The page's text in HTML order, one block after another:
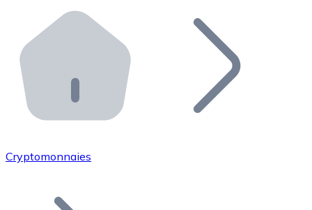
Distributeurs automatiques Bitnovo
Intégrez un ATM Bitnovo dans votre entreprise et
API Bitnovo
Intégrez notre API dans votre écosystème.
Rejoignez notre réseau de distributeurs et
Ajoutez le token de votre projet à notre service
Cryptomonnaies